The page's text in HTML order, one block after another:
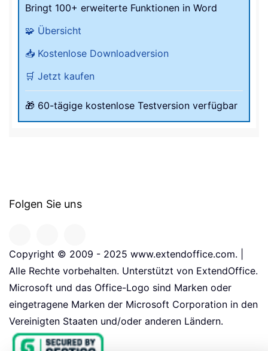
Bringt 100+ erweiterte Funktionen in Word
🧩 Übersicht
📥 Kostenlose Downloadversion
🛒 Jetzt kaufen
🎁 60-tägige kostenlose Testversion verfügbar
Folgen Sie uns
Copyright © 2009 - 2025 www.extendoffice.com. |
Alle Rechte vorbehalten. Unterstützt von ExtendOffice.
Microsoft und das Office-Logo sind Marken oder
eingetragene Marken der Microsoft Corporation in den
Vereinigten Staaten und/oder anderen Ländern.